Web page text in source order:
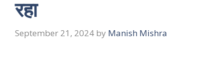
रहा
September 21, 2024 by Manish Mishra